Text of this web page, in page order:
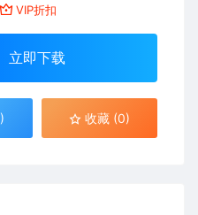
VIP折扣
立即下载
) 收藏 (0)